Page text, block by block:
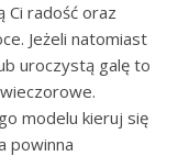
Ci radość oraz
Jeżeli natomiast
uroczystą galę to
modelu kieruj się
powinna